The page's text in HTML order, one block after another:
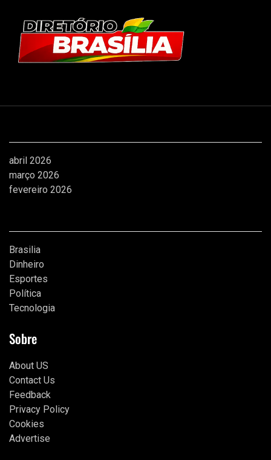
abril 2026
março 2026
fevereiro 2026
Brasilia
Dinheiro
Esportes
Política
Tecnologia
Sobre
About US
Contact Us
Feedback
Privacy Policy
Cookies
Advertise